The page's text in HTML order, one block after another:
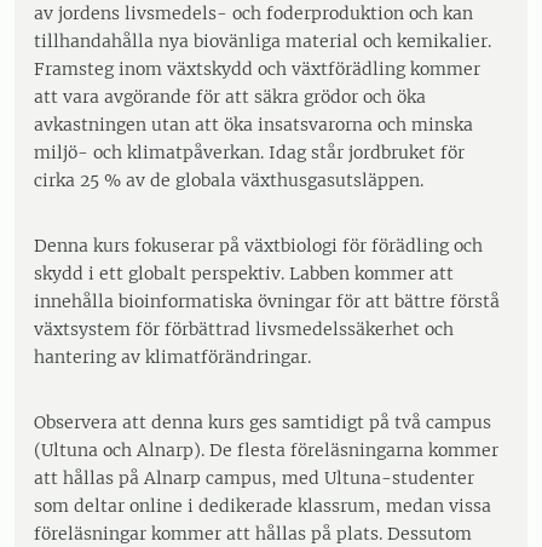
av jordens livsmedels- och foderproduktion och kan
tillhandahålla nya biovänliga material och kemikalier.
Framsteg inom växtskydd och växtförädling kommer
att vara avgörande för att säkra grödor och öka
avkastningen utan att öka insatsvarorna och minska
miljö- och klimatpåverkan. Idag står jordbruket för
cirka 25 % av de globala växthusgasutsläppen.
Denna kurs fokuserar på växtbiologi för förädling och
skydd i ett globalt perspektiv. Labben kommer att
innehålla bioinformatiska övningar för att bättre förstå
växtsystem för förbättrad livsmedelssäkerhet och
hantering av klimatförändringar.
Observera att denna kurs ges samtidigt på två campus
(Ultuna och Alnarp). De flesta föreläsningarna kommer
att hållas på Alnarp campus, med Ultuna-studenter
som deltar online i dedikerade klassrum, medan vissa
föreläsningar kommer att hållas på plats. Dessutom